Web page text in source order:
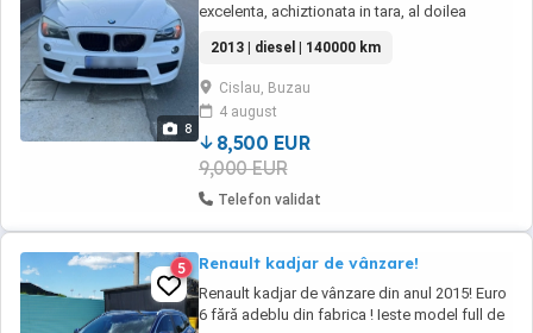
8
excelenta, achiztionata in tara, al doilea
crestere), verificabili, fara accidente VIN:
WBAVP11070VU16262 An fabricatie: 2013
Cutie viteze automata Culoare: Alb Alpine
Interior: Stofa Gri Shadow Alcantara Antracit
Negru Pachet ...
2013 | diesel | 140000 km
Cislau, Buzau
4 august
8,500 EUR
9,000 EUR
Telefon validat
5 Renault kadjar de vânzare!
Renault kadjar de vânzare din anul 2015! Euro
6 fără adeblu din fabrica ! Ieste model full de